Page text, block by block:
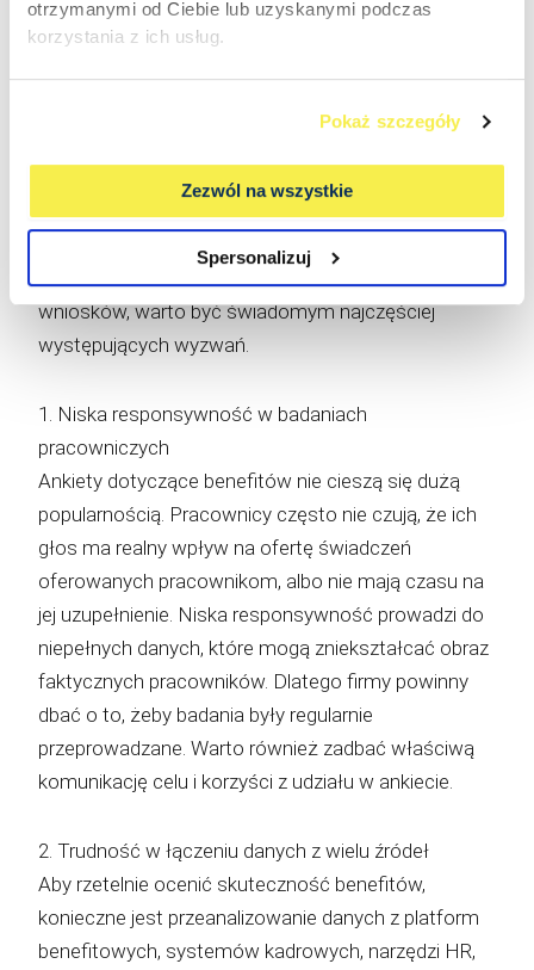
otrzymanymi od Ciebie lub uzyskanymi podczas
korzystania z ich usług.
Pokaż szczegóły
Zezwól na wszystkie
Spersonalizuj
Wyzwania w analizie benefitów — o czym warto
pamiętać
Analiza skuteczności benefitów jest niezbędna, ale
niekiedy napotyka na pewne bariery. Mierzenie
procesem łatwym, ponieważ wymaga łączenia
danych ilościowych, jakościowych, finansowych
oraz informacji pochodzących z wielu działów. Aby
uniknąć błędów i nie wyciągać pochopnych
wniosków, warto być świadomym najczęściej
występujących wyzwań.
1. Niska responsywność w badaniach
pracowniczych
Ankiety dotyczące benefitów nie cieszą się dużą
popularnością. Pracownicy często nie czują, że ich
głos ma realny wpływ na ofertę świadczeń
oferowanych pracownikom, albo nie mają czasu na
jej uzupełnienie. Niska responsywność prowadzi do
niepełnych danych, które mogą zniekształcać obraz
faktycznych pracowników. Dlatego firmy powinny
dbać o to, żeby badania były regularnie
przeprowadzane. Warto również zadbać właściwą
komunikację celu i korzyści z udziału w ankiecie.
2. Trudność w łączeniu danych z wielu źródeł
Aby rzetelnie ocenić skuteczność benefitów,
konieczne jest przeanalizowanie danych z platform
benefitowych, systemów kadrowych, narzędzi HR,